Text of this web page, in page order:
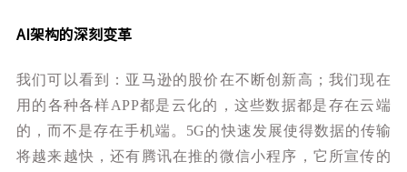
AI架构的深刻变革
我们可以看到：亚马逊的股价在不断创新高；我们现在
用的各种各样APP都是云化的，这些数据都是存在云端
的，而不是存在手机端。5G的快速发展使得数据的传输
将越来越快，还有腾讯在推的微信小程序，它所宣传的